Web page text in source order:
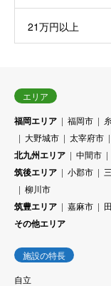
21万円以上
エリア
福岡エリア 福岡市
大野城市
太宰府市
北九州エリア 中間市
筑後エリア 小郡市
柳川市
筑豊エリア 嘉麻市
その他エリア
施設の特長
自立